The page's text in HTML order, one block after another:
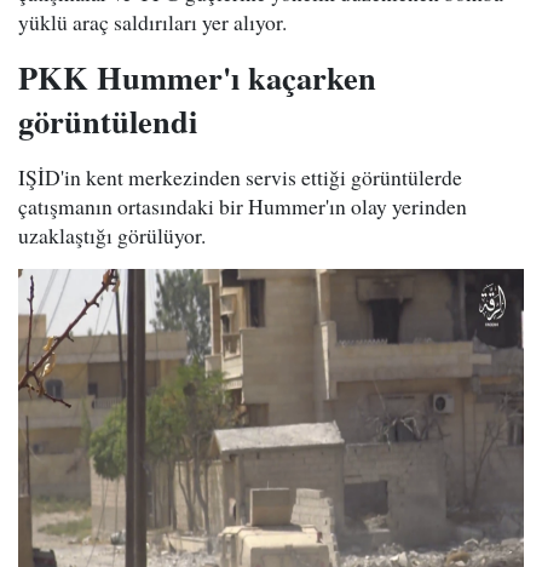
yüklü araç saldırıları yer alıyor.
PKK Hummer'ı kaçarken
görüntülendi
IŞİD'in kent merkezinden servis ettiği görüntülerde
çatışmanın ortasındaki bir Hummer'ın olay yerinden
uzaklaştığı görülüyor.